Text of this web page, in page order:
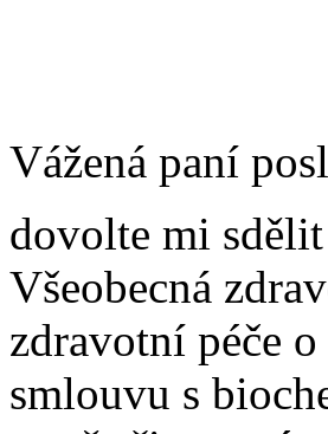
Vážená paní
dovolte mi
Všeobecná
zdravotní péče
smlouvu s